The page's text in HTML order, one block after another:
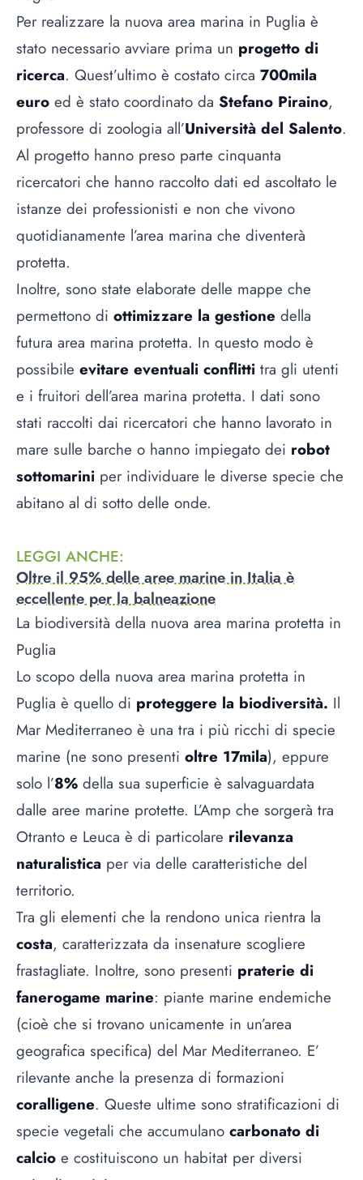
Per realizzare la nuova area marina in Puglia è
stato necessario avviare prima un progetto di
ricerca. Quest’ultimo è costato circa 700mila
euro ed è stato coordinato da Stefano Piraino,
professore di zoologia all’Università del Salento.
Al progetto hanno preso parte cinquanta
ricercatori che hanno raccolto dati ed ascoltato le
istanze dei professionisti e non che vivono
quotidianamente l’area marina che diventerà
protetta.
Inoltre, sono state elaborate delle mappe che
permettono di ottimizzare la gestione della
futura area marina protetta. In questo modo è
possibile evitare eventuali conflitti tra gli utenti
e i fruitori dell’area marina protetta. I dati sono
stati raccolti dai ricercatori che hanno lavorato in
mare sulle barche o hanno impiegato dei robot
sottomarini per individuare le diverse specie che
abitano al di sotto delle onde.
LEGGI ANCHE:
Oltre il 95% delle aree marine in Italia è
eccellente per la balneazione
La biodiversità della nuova area marina protetta in
Puglia
Lo scopo della nuova area marina protetta in
Puglia è quello di proteggere la biodiversità. Il
Mar Mediterraneo è una tra i più ricchi di specie
marine (ne sono presenti oltre 17mila), eppure
solo l’8% della sua superficie è salvaguardata
dalle aree marine protette. L’Amp che sorgerà tra
Otranto e Leuca è di particolare rilevanza
naturalistica per via delle caratteristiche del
territorio.
Tra gli elementi che la rendono unica rientra la
costa, caratterizzata da insenature scogliere
frastagliate. Inoltre, sono presenti praterie di
fanerogame marine: piante marine endemiche
(cioè che si trovano unicamente in un’area
geografica specifica) del Mar Mediterraneo. E’
rilevante anche la presenza di formazioni
coralligene. Queste ultime sono stratificazioni di
specie vegetali che accumulano carbonato di
calcio e costituiscono un habitat per diversi